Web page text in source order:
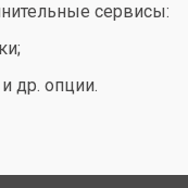
сервисы:
др. опции.